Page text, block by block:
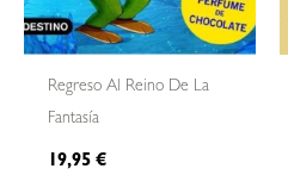
Regreso Al Reino De La
Fantasía
19,95€